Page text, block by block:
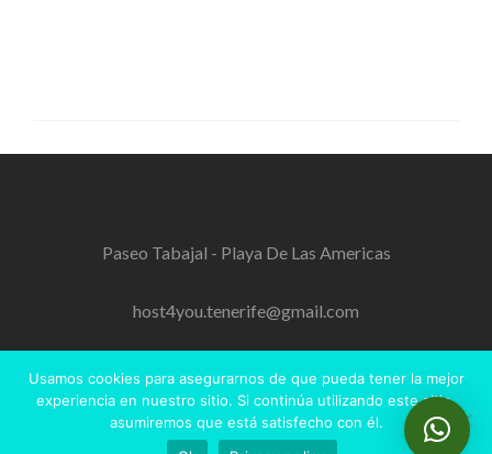
Paseo Tabajal - Playa De Las Americas
host4you.tenerife@gmail.com
+34.642.214.579
Usamos cookies para asegurarnos de que pueda tener la mejor
experiencia en nuestro sitio. Si continúa utilizando este sitio,
asumiremos que está satisfecho con él.